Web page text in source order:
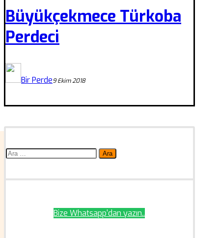
Büyükçekmece Türkoba
Perdeci
Bir Perde9 Ekim 2018
Arama:
Bize Whatsapp'dan yazın..